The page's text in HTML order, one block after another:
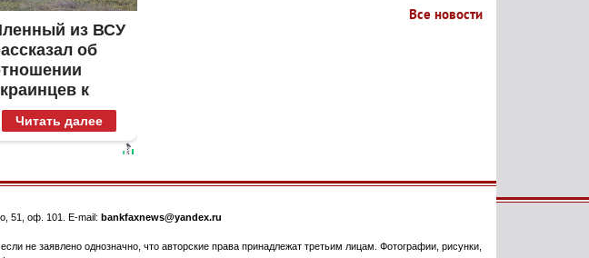
из ВСУ
об
к
Донецку и
Луганску
Читать далее
Все новости
51, оф. 101 . E-mail: bankfaxnews@yandex.ru
не заявлено однозначно, что авторские права принадлежат третьим лицам. Фотографии, рисунки,